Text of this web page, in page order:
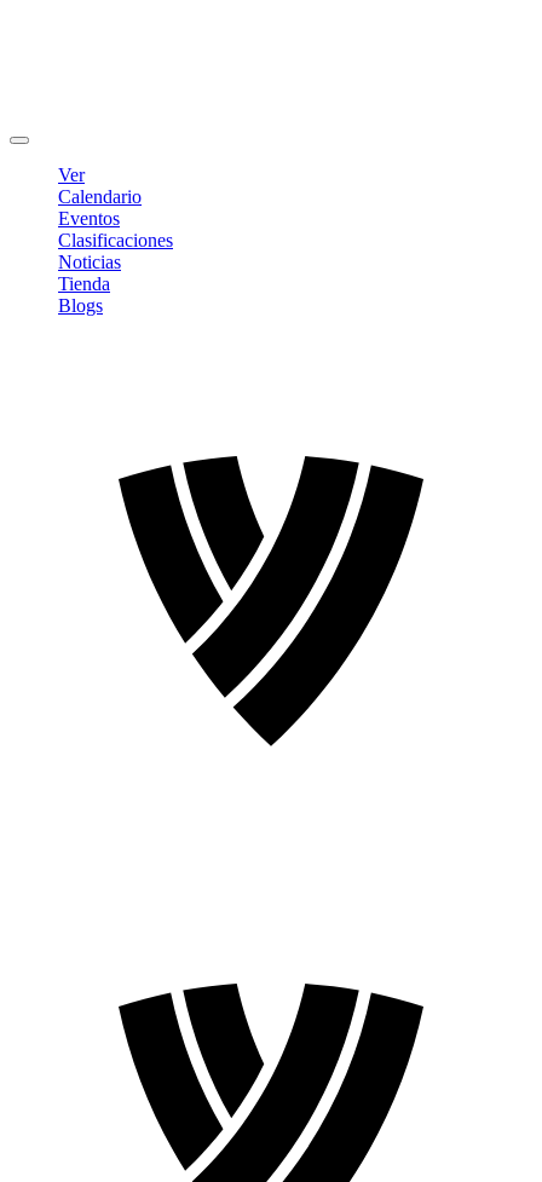
Ver
Calendario
Eventos
Clasificaciones
Noticias
Tienda
Blogs